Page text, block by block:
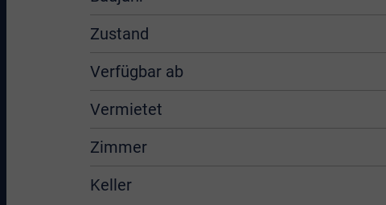
Zustand
Verfügbar ab
Vermietet
Zimmer
Keller